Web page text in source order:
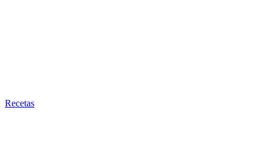
Recetas